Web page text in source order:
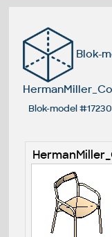
Blok-
Blok-model #17230